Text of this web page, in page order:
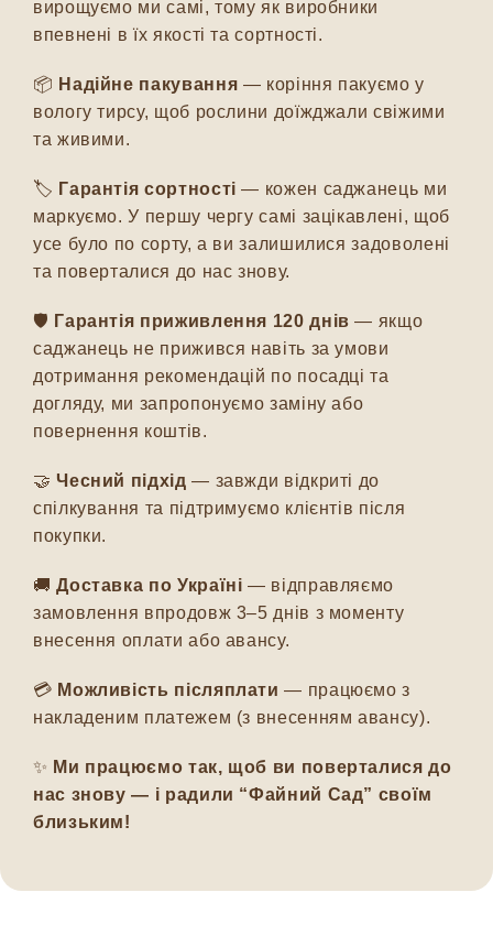
вирощуємо ми самі, тому як виробники
впевнені в їх якості та сортності.
📦 Надійне пакування — коріння пакуємо у
вологу тирсу, щоб рослини доїжджали свіжими
та живими.
🏷️ Гарантія сортності — кожен саджанець ми
маркуємо. У першу чергу самі зацікавлені, щоб
усе було по сорту, а ви залишилися задоволені
та поверталися до нас знову.
🛡️ Гарантія приживлення 120 днів — якщо
саджанець не прижився навіть за умови
дотримання рекомендацій по посадці та
догляду, ми запропонуємо заміну або
повернення коштів.
🤝Чесний підхід — завжди відкриті до
спілкування та підтримуємо клієнтів після
покупки.
🚚Доставка по Україні — відправляємо
замовлення впродовж 3–5 днів з моменту
внесення оплати або авансу.
💳 Можливість післяплати — працюємо з
накладеним платежем (з внесенням авансу).
✨ Ми працюємо так, щоб ви поверталися до
нас знову — і радили “Файний Сад” своїм
близьким!